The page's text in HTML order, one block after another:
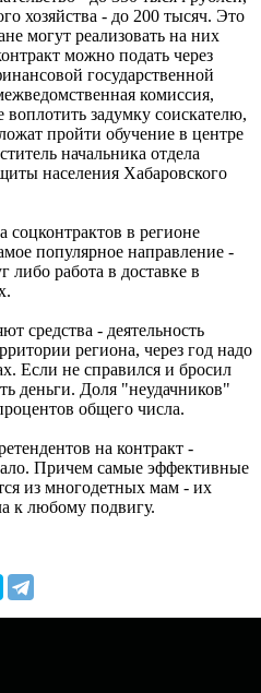
хозяйства - до 200 тысяч. Это
могут реализовать на них
можно подать через
государственной
комиссия,
воплотить задумку соискателю,
пройти обучение в центре
начальника отдела
населения Хабаровского
соцконтрактов в регионе
популярное направление -
либо работа в доставке в
средства - деятельность
региона, через год надо
Если не справился и бросил
деньги. Доля "неудачников"
общего числа.
на контракт -
Причем самые эффективные
из многодетных мам - их
к любому подвигу.